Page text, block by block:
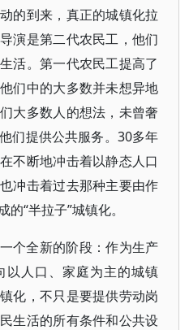
的到来，真正的城镇化拉
演是第二代农民工，他们
活。第一代农民工提高了
们中的大多数并未想异地
大多数人的想法，未曾奢
们提供公共服务。30多年
不断地冲击着以静态人口
冲击着过去那种主要由作
“半拉子”城镇化。
个全新的阶段：作为生产
人口、家庭为主的城镇
化，不只是要提供劳动岗
生活的所有条件和公共设